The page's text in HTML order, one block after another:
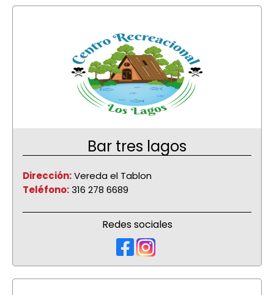
Bar tres lagos
Dirección:Vereda el Tablon
Teléfono:316 278 6689
Redes sociales